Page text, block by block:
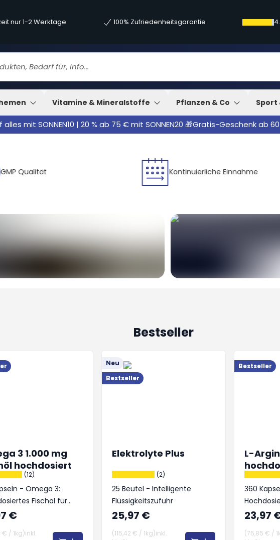
nur 1-2 Werktage 100% Zufriedenheitsgarantie
Vitamine & Mineralstoffe Pflanzen & Co Sport
mit SONNEN10 | 20 % ab 75 € mit SONNEN20 🎁Gratis-Geschenk ab
Kontinuierliche Einnahme
Bestseller
3 1.000 mg
hochdosiert
(12)
- Omega 3:
Fischöl für
und Sehkraft
€
€ / 1kg)inkl.
Neu
Bestseller
Elektrolyte Plus
(2)
25 Beutel - Intelligente
Flüssigkeitszufuhr
25,97 €
(115,42 € / 1kg)inkl.
Bestseller
L-
360
pflanzlich
23,97
(75,85 € /